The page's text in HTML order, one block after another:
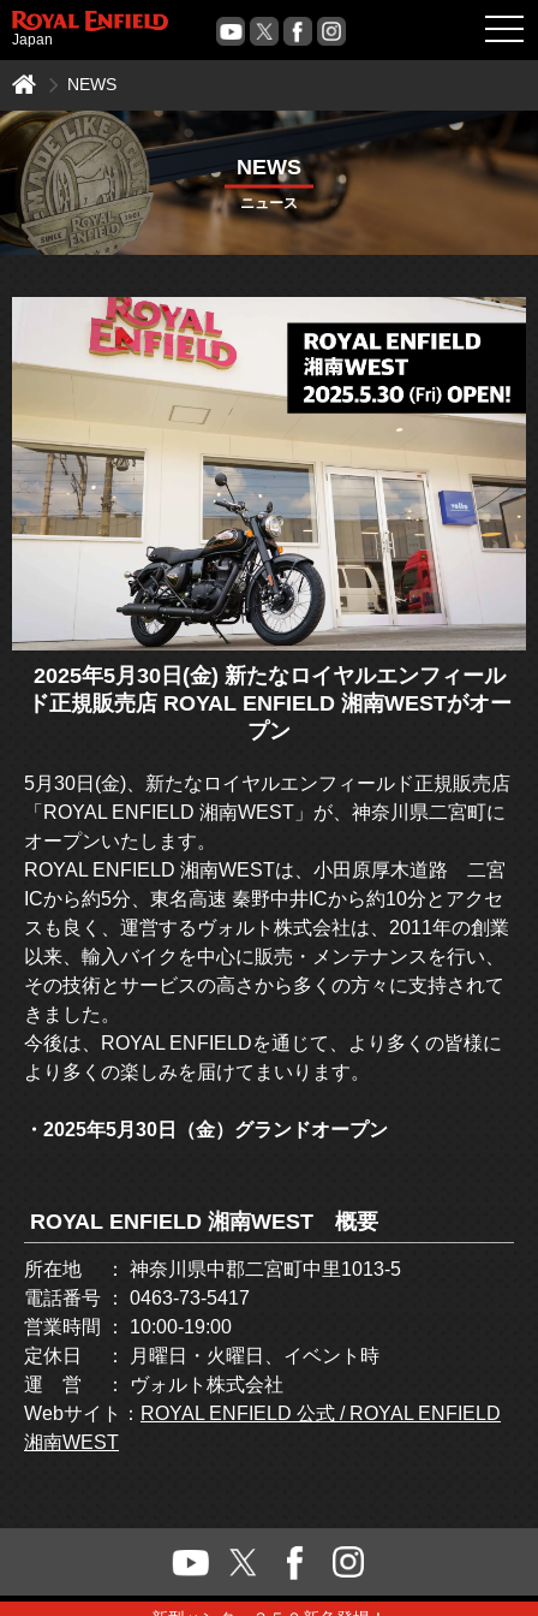
Japan
NEWS
NEWS
ニュース
2025年5月30日(金) 新たなロイヤルエンフィール
ド正規販売店 ROYAL ENFIELD 湘南WESTがオー
プン
5月30日(金)、新たなロイヤルエンフィールド正規販売店
「ROYAL ENFIELD 湘南WEST」が、神奈川県二宮町に
オープンいたします。
ROYAL ENFIELD 湘南WESTは、小田原厚木道路 二宮
ICから約5分、東名高速 秦野中井ICから約10分とアクセ
スも良く、運営するヴォルト株式会社は、2011年の創業
以来、輸入バイクを中心に販売・メンテナンスを行い、
その技術とサービスの高さから多くの方々に支持されて
きました。
今後は、ROYAL ENFIELDを通じて、より多くの皆様に
より多くの楽しみを届けてまいります。
・2025年5月30日（金）グランドオープン
ROYAL ENFIELD 湘南WEST 概要
所在地 ： 神奈川県中郡二宮町中里1013-5
電話番号 ： 0463-73-5417
営業時間 ： 10:00-19:00
定休日 ： 月曜日・火曜日、イベント時
運 営 ： ヴォルト株式会社
Webサイト： ROYAL ENFIELD 公式 / ROYAL ENFIELD
湘南WEST